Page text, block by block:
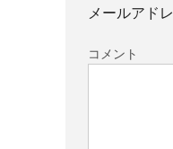
メールアド
コメント